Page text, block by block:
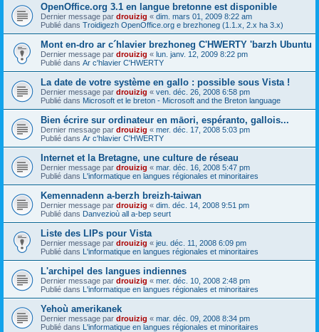
OpenOffice.org 3.1 en langue bretonne est disponible
Dernier message par drouizig « dim. mars 01, 2009 8:22 am
Publié dans Troidigezh OpenOffice.org e brezhoneg (1.1.x, 2.x ha 3.x)
Mont en-dro ar c´hlavier brezhoneg C'HWERTY 'barzh Ubuntu
Dernier message par drouizig « lun. janv. 12, 2009 8:22 pm
Publié dans Ar c'hlavier C'HWERTY
La date de votre système en gallo : possible sous Vista !
Dernier message par drouizig « ven. déc. 26, 2008 6:58 pm
Publié dans Microsoft et le breton - Microsoft and the Breton language
Bien écrire sur ordinateur en māori, espéranto, gallois...
Dernier message par drouizig « mer. déc. 17, 2008 5:03 pm
Publié dans Ar c'hlavier C'HWERTY
Internet et la Bretagne, une culture de réseau
Dernier message par drouizig « mar. déc. 16, 2008 5:47 pm
Publié dans L'informatique en langues régionales et minoritaires
Kemennadenn a-berzh breizh-taiwan
Dernier message par drouizig « dim. déc. 14, 2008 9:51 pm
Publié dans Danvezioù all a-bep seurt
Liste des LIPs pour Vista
Dernier message par drouizig « jeu. déc. 11, 2008 6:09 pm
Publié dans L'informatique en langues régionales et minoritaires
L'archipel des langues indiennes
Dernier message par drouizig « mer. déc. 10, 2008 2:48 pm
Publié dans L'informatique en langues régionales et minoritaires
Yehoù amerikanek
Dernier message par drouizig « mar. déc. 09, 2008 8:34 pm
Publié dans L'informatique en langues régionales et minoritaires